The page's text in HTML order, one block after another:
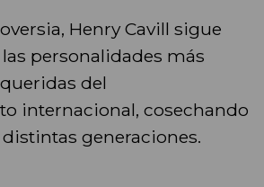
Henry Cavill sigue
personalidades más
del
internacional, cosechando
generaciones.